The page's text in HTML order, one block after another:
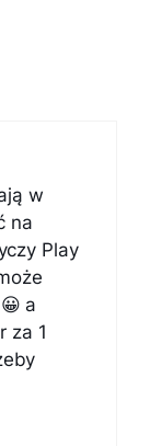
w
na
Play
a
za 1